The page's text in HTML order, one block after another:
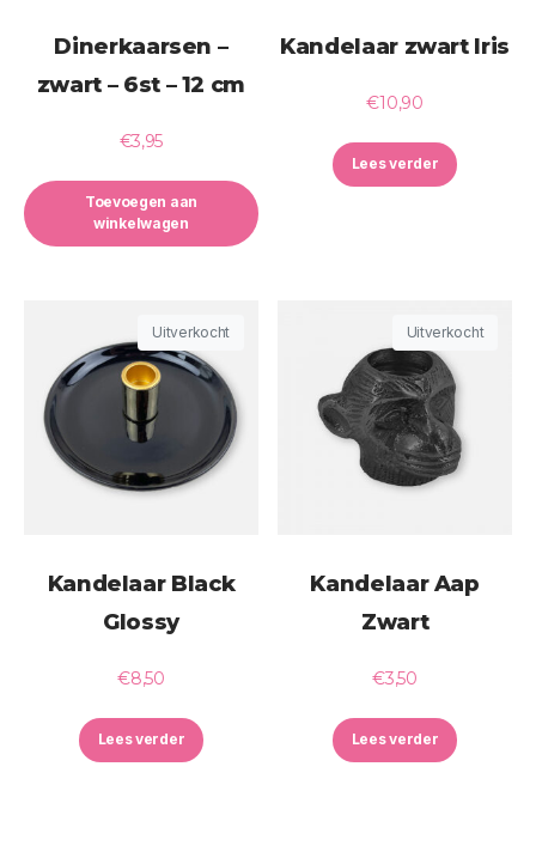
Dinerkaarsen –
zwart – 6st – 12 cm
€3,95
Toevoegen aan
winkelwagen
Kandelaar zwart Iris
€10,90
Lees verder
Uitverkocht
Kandelaar Black
Glossy
€8,50
Lees verder
Uitverkocht
Kandelaar Aap
Zwart
€3,50
Lees verder